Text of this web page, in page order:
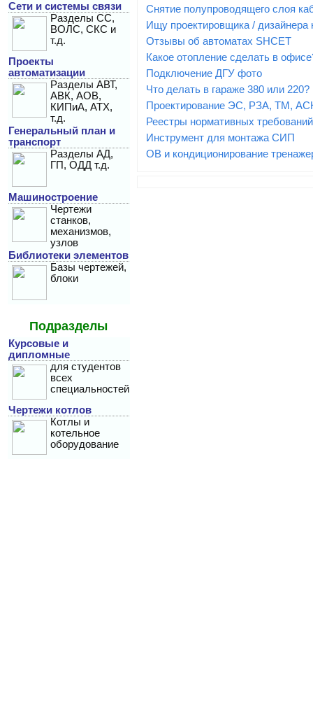
Сети и системы связи
Разделы СС,
ВОЛС, СКС и
т.д.
Проекты
автоматизации
Разделы АВТ,
АВК, АОВ,
КИПиА, АТХ,
т.д.
Генеральный план и
транспорт
Разделы АД,
ГП, ОДД т.д.
Машиностроение
Чертежи
станков,
механизмов,
узлов
Библиотеки элементов
Базы чертежей,
блоки
Подразделы
Курсовые и
дипломные
для студентов
всех
специальностей
Чертежи котлов
Котлы и
котельное
оборудование
Снятие полупроводящего слоя
Ищу проектировщика / дизайнера
Отзывы об автоматах SHCET
Какое отопление сделать в
Подключение ДГУ фото
Что делать в гараже 380 или 220?
Проектирование ЭС, РЗА, ТМ,
Реестры нормативных
Инструмент для монтажа СИП
ОВ и кондиционирование